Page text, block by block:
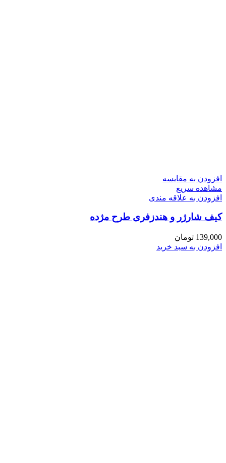
افزودن به مقایسه
مشاهده سریع
افزودن به علاقه مندی
کیف شارژر و هندزفری طرح مژده
139,000 تومان
افزودن به سبد خرید